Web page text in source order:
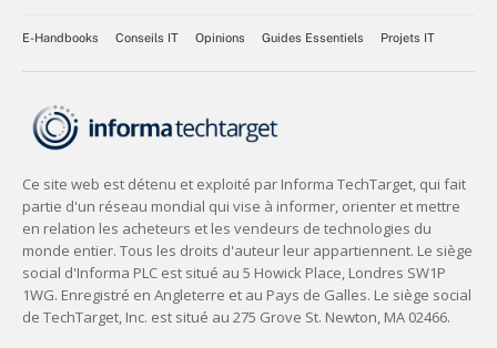
E-Handbooks Conseils IT Opinions Guides Essentiels Projets IT